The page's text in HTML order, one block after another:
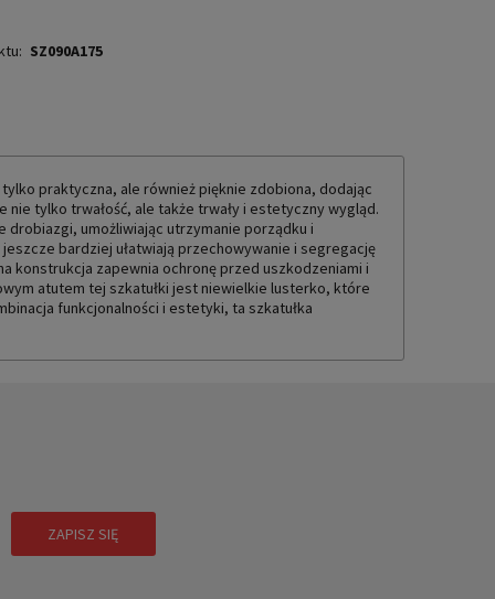
SZ090A175
praktyczna, ale również pięknie zdobiona, dodając
tylko trwałość, ale także trwały i estetyczny wygląd.
umożliwiając utrzymanie porządku i
bardziej ułatwiają przechowywanie i segregację
konstrukcja zapewnia ochronę przed uszkodzeniami i
atutem tej szkatułki jest niewielkie lusterko, które
funkcjonalności i estetyki, ta szkatułka
ZAPISZ SIĘ